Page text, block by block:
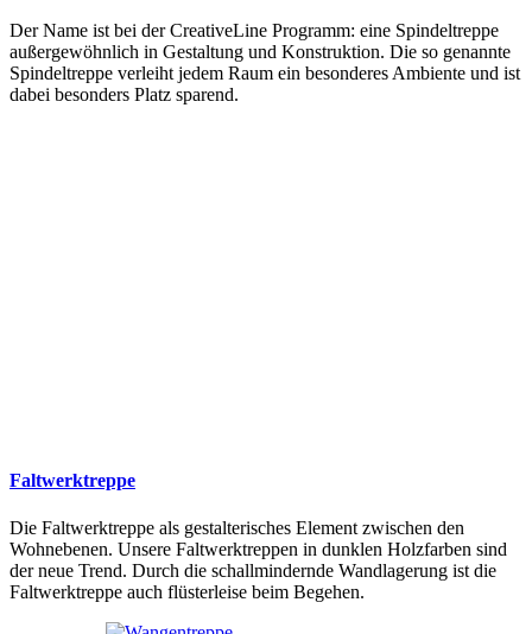
Der Name ist bei der CreativeLine Programm: eine Spindeltreppe
außergewöhnlich in Gestaltung und Konstruktion. Die so genannte
Spindeltreppe verleiht jedem Raum ein besonderes Ambiente und ist
dabei besonders Platz sparend.
Faltwerktreppe
Die Faltwerktreppe als gestalterisches Element zwischen den
Wohnebenen. Unsere Faltwerktreppen in dunklen Holzfarben sind
der neue Trend. Durch die schallmindernde Wandlagerung ist die
Faltwerktreppe auch flüsterleise beim Begehen.